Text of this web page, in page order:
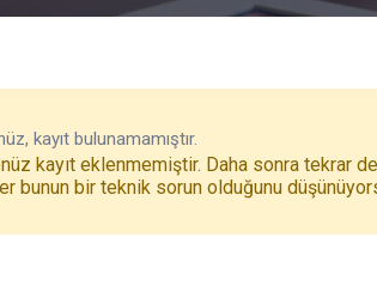
kayıt bulunamamıştır.
kayıt eklenmemiştir. Daha sonra tekrar
bunun bir teknik sorun olduğunu